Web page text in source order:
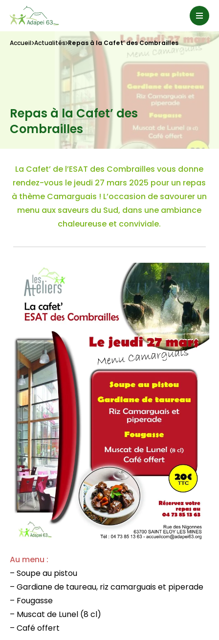
Accueil Actualités Repas à la Cafet’ des Combrailles
Repas à la Cafet’ des
Combrailles
La Cafet’ de l’ESAT des Combrailles vous donne
rendez-vous le jeudi 27 mars 2025 pour un repas
à thème Camarguais ! L’occasion de savourer un
menu aux saveurs du Sud, dans une ambiance
chaleureuse et conviviale.
Au menu :
– Soupe au pistou
– Gardiane de taureau, riz camarguais et piperade
– Fougasse
– Muscat de Lunel (8 cl)
– Café offert